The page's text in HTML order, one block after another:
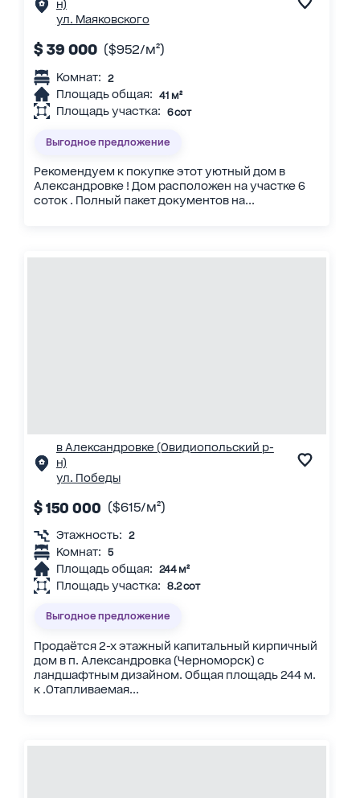
н)
ул. Маяковского
$ 39 000 ($952/м²)
Комнат: 2
Площадь общая: 41 м²
Площадь участка: 6 сот
Выгодное предложение
Рекомендуем к покупке этот уютный дом в
Александровке ! Дом расположен на участке 6
соток . Полный пакет документов на...
в Александровке (Овидиопольский р-
н)
ул. Победы
$ 150 000 ($615/м²)
Этажность: 2
Комнат: 5
Площадь общая: 244 м²
Площадь участка: 8.2 сот
Выгодное предложение
Продаётся 2-х этажный капитальный кирпичный
дом в п. Александровка (Черноморск) с
ландшафтным дизайном. Общая площадь 244 м.
к .Отапливаемая...